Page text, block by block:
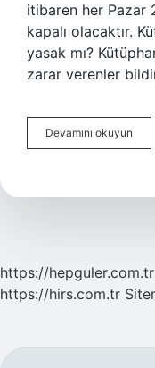
itibaren her Pazar
kapalı olacaktır.
yasak mı?
zarar verenler
Devamını okuyun
https://hepguler.com.tr
https://hirs.com.tr